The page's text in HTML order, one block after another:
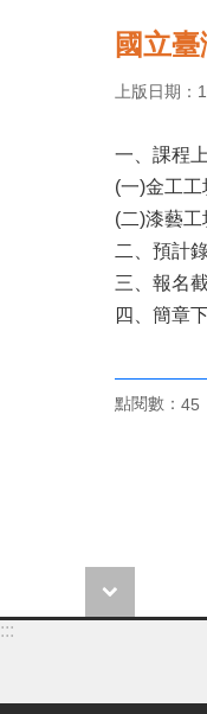
國立
上版日期：
一、課程
(一)金工
(二)漆藝
二、預計
三、報名
四、簡章
點閱數： 45
:::